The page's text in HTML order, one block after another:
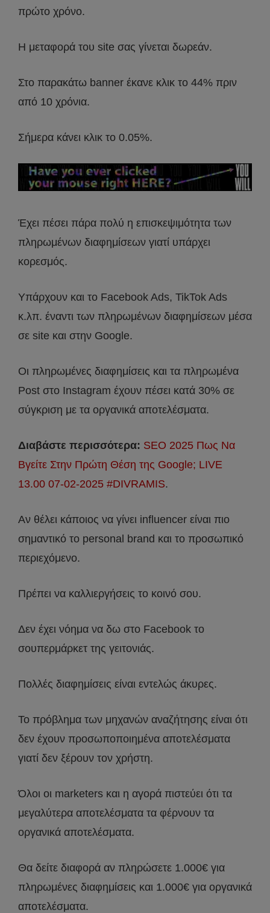
πρώτο χρόνο.
Η μεταφορά του site σας γίνεται δωρεάν.
Στο παρακάτω banner έκανε κλικ το 44% πριν
από 10 χρόνια.
Σήμερα κάνει κλικ το 0.05%.
Έχει πέσει πάρα πολύ η επισκεψιμότητα των
πληρωμένων διαφημίσεων γιατί υπάρχει
κορεσμός.
Υπάρχουν και το Facebook Ads, TikTok Ads
κ.λπ. έναντι των πληρωμένων διαφημίσεων μέσα
σε site και στην Google.
Οι πληρωμένες διαφημίσεις και τα πληρωμένα
Post στο Instagram έχουν πέσει κατά 30% σε
σύγκριση με τα οργανικά αποτελέσματα.
Διαβάστε περισσότερα: SEO 2025 Πως Να
Βγείτε Στην Πρώτη Θέση της Google; LIVE
13.00 07-02-2025 #DIVRAMIS.
Αν θέλει κάποιος να γίνει influencer είναι πιο
σημαντικό το personal brand και το προσωπικό
περιεχόμενο.
Πρέπει να καλλιεργήσεις το κοινό σου.
Δεν έχει νόημα να δω στο Facebook το
σουπερμάρκετ της γειτονιάς.
Πολλές διαφημίσεις είναι εντελώς άκυρες.
Το πρόβλημα των μηχανών αναζήτησης είναι ότι
δεν έχουν προσωποποιημένα αποτελέσματα
γιατί δεν ξέρουν τον χρήστη.
Όλοι οι marketers και η αγορά πιστεύει ότι τα
μεγαλύτερα αποτελέσματα τα φέρνουν τα
οργανικά αποτελέσματα.
Θα δείτε διαφορά αν πληρώσετε 1.000€ για
πληρωμένες διαφημίσεις και 1.000€ για οργανικά
αποτελέσματα.